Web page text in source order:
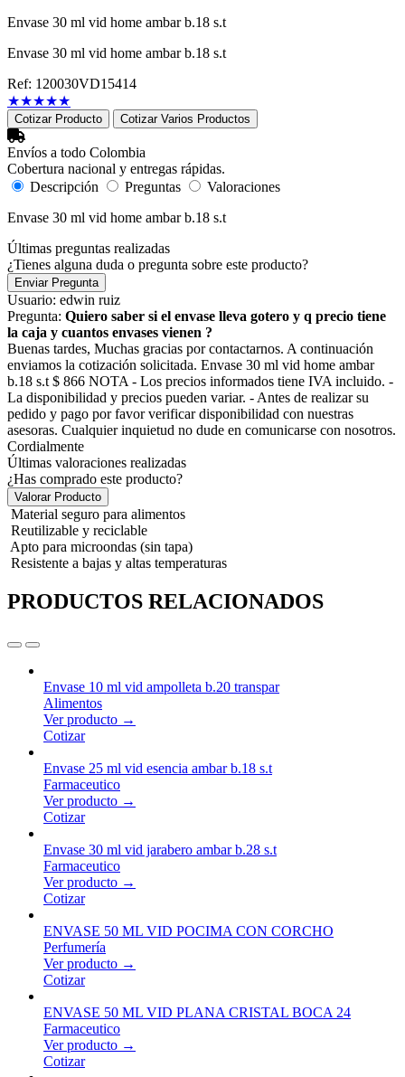
Envase 30 ml vid home ambar b.18 s.t
Envase 30 ml vid home ambar b.18 s.t
Ref: 120030VD15414
★★★★★
Cotizar Producto Cotizar Varios Productos
Envíos a todo Colombia
Cobertura nacional y entregas rápidas.
Descripción
Preguntas
Valoraciones
Envase 30 ml vid home ambar b.18 s.t
Últimas preguntas realizadas
¿Tienes alguna duda o pregunta sobre este producto?
Enviar Pregunta
Usuario: edwin ruiz
Pregunta: Quiero saber si el envase lleva gotero y q precio tiene
la caja y cuantos envases vienen ?
Buenas tardes, Muchas gracias por contactarnos. A continuación
enviamos la cotización solicitada. Envase 30 ml vid home ambar
b.18 s.t $ 866 NOTA - Los precios informados tiene IVA incluido. -
La disponibilidad y precios pueden variar. - Antes de realizar su
pedido y pago por favor verificar disponibilidad con nuestras
asesoras. Cualquier inquietud no dude en comunicarse con nosotros.
Cordialmente
Últimas valoraciones realizadas
¿Has comprado este producto?
Valorar Producto
Material seguro para alimentos
Reutilizable y reciclable
Apto para microondas (sin tapa)
Resistente a bajas y altas temperaturas
PRODUCTOS RELACIONADOS
Envase 10 ml vid ampolleta b.20 transpar
Alimentos
Ver producto →
Cotizar
Envase 25 ml vid esencia ambar b.18 s.t
Farmaceutico
Ver producto →
Cotizar
Envase 30 ml vid jarabero ambar b.28 s.t
Farmaceutico
Ver producto →
Cotizar
ENVASE 50 ML VID POCIMA CON CORCHO
Perfumería
Ver producto →
Cotizar
ENVASE 50 ML VID PLANA CRISTAL BOCA 24
Farmaceutico
Ver producto →
Cotizar